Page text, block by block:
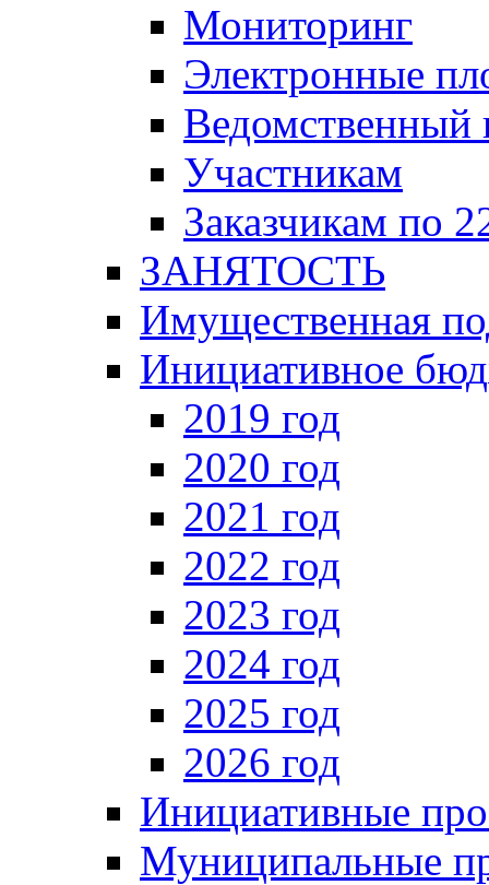
Мониторинг
Электронные
Ведомственный
Участникам
Заказчикам по
ЗАНЯТОСТЬ
Имущественная
Инициативное
2019 год
2020 год
2021 год
2022 год
2023 год
2024 год
2025 год
2026 год
Инициативные
Муниципальные